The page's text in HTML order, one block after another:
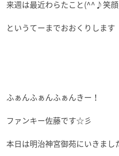
来週は最近わらたこと(^^♪笑
というてーまでおおくりします
ふぁんふぁんふぁんきー！
ファンキー佐藤です☆彡
本日は明治神宮御苑にいきまし